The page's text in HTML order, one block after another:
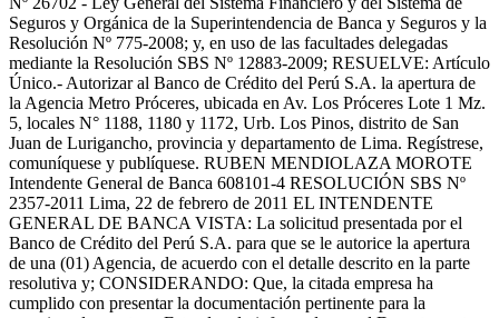
Seguros y Orgánica de la Superintendencia de Banca y Seguros y la
Resolución Nº 775-2008; y, en uso de las facultades delegadas
mediante la Resolución SBS Nº 12883-2009; RESUELVE: Artículo
Único.- Autorizar al Banco de Crédito del Perú S.A. la apertura de
la Agencia Metro Próceres, ubicada en Av. Los Próceres Lote 1 Mz.
5, locales N° 1188, 1180 y 1172, Urb. Los Pinos, distrito de San
Juan de Lurigancho, provincia y departamento de Lima. Regístrese,
comuníquese y publíquese. RUBEN MENDIOLAZA MOROTE
Intendente General de Banca 608101-4 RESOLUCIÓN SBS Nº
2357-2011 Lima, 22 de febrero de 2011 EL INTENDENTE
GENERAL DE BANCA VISTA: La solicitud presentada por el
Banco de Crédito del Perú S.A. para que se le autorice la apertura
de una (01) Agencia, de acuerdo con el detalle descrito en la parte
resolutiva y; CONSIDERANDO: Que, la citada empresa ha
cumplido con presentar la documentación pertinente para la